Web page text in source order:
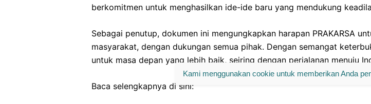
berkomitmen untuk menghasilkan ide-ide baru yang mendukung
Sebagai penutup, dokumen ini mengungkapkan harapan PRAKARSA
masyarakat, dengan dukungan semua pihak. Dengan semangat
untuk masa depan yang lebih baik, seiring dengan perjalanan menuju
Baca selengkapnya di sini:
Kami menggunakan cookie untuk memberikan Anda